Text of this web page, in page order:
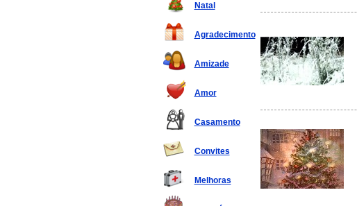
Natal
Agradecimento
Amizade
Amor
Casamento
Convites
Melhoras